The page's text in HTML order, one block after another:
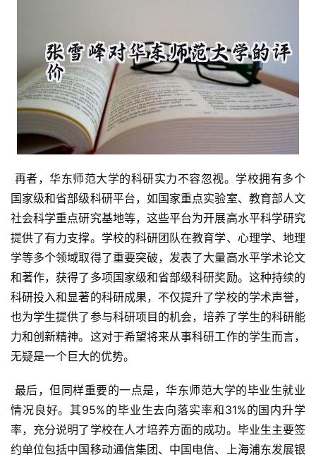
国家级和省部级科研平台，如国家重点实验室、教育部人文
社会科学重点研究基地等，这些平台为开展高水平科学研究
提供了有力支撑。学校的科研团队在教育学、心理学、地理
学等多个领域取得了重要突破，发表了大量高水平学术论文
和著作，获得了多项国家级和省部级科研奖励。这种持续的
科研投入和显著的科研成果，不仅提升了学校的学术声誉，
也为学生提供了参与科研项目的机会，培养了学生的科研能
力和创新精神。这对于希望将来从事科研工作的学生而言，
无疑是一个巨大的优势。
情况良好。其95%的毕业生去向落实率和31%的国内升学
率，充分说明了学校在人才培养方面的成功。毕业生主要签
约单位包括中国移动通信集团、中国电信、上海浦东发展银